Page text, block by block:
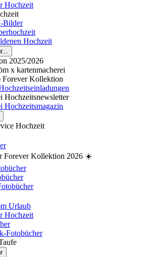
Hochzeit
Bilder
Hochzeit
2025/2026
x kartenmacherei
Forever Kollektion
Hochzeitsnewsletter
Hochzeitsmagazin
Hochzeit
Forever Kollektion 2026 ☀️
Urlaub
Hochzeit
Fotobücher